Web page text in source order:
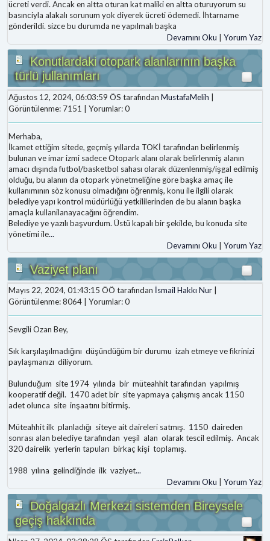
ücreti verdi. Ancak en altta oturan kat maliki en altta oturuyorum su
basınciyla alakalı sorunum yok diyerek ücreti ödemedi. İhtarname
gönderildi. sizce bu durumda ne yapılmalı başka
Devamını Oku
Yorum Yaz
Konutlardaki otopark alanlarının başka
türlü jullanımları
Ağustos 12, 2024, 06:03:59 ÖS tarafından MustafaMelih
Görüntülenme: 7151 | Yorumlar: 0
Merhaba,
İkamet ettiğim sitede, geçmiş yıllarda TOKİ tarafından belirlenmiş
bulunan ve imar izmi sadece Otopark alanı olarak belirlenmiş alanın
amacı dışında futbol/basketbol sahası olarak düzenlenmiş/işgal edilmiş
olduğu, bu alanın da otopark yönetmeliğine göre başka amaç ile
kullanımının sòz konusu olmadığını öğrenmiş, konu ile ilgili olarak
belediye yapı kontrol müdürlüğü yetkililerinden de bu alanın başka
amaçla kullanilanayacağını öğrendim.
Belediye ye yazılı başvurdum. Üstü kapalı bir şekilde, bu konuda site
yönetimi ile...
Devamını Oku
Yorum Yaz
Vaziyet planı
Mayıs 22, 2024, 01:43:15 ÖÖ tarafından İsmail Hakkı Nur
Görüntülenme: 8064 | Yorumlar: 0
Sevgili Ozan Bey,
Sık karşılaşılmadığını düşündüğüm bir durumu izah etmeye ve fikrinizi
paylaşmanızı diliyorum.
Bulunduğum site 1974 yılında bir müteahhit tarafından yapılmış
kooperatif değil. 1470 adet bir site yapmaya çalışmış ancak 1150
adet olunca site inşaatını bitirmiş.
Müteahhit ilk planladığı siteye ait daireleri satmış. 1150 daireden
sonrası alan belediye tarafından yeşil alan olarak tescil edilmiş. Ancak
320 dairelik yerlerin tapuları birkaç kişi toplamış.
1988 yılına gelindiğinde ilk vaziyet...
Devamını Oku
Yorum Yaz
Doğalgazlı Merkezi sistemden Bireysele
geçiş hakkında